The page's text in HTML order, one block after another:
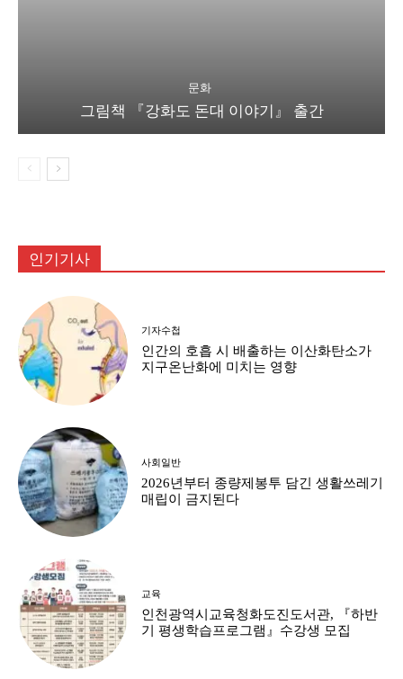
문화
그림책 『강화도 돈대 이야기』 출간
인기기사
기자수첩
인간의 호흡 시 배출하는 이산화탄소가
지구온난화에 미치는 영향
사회일반
2026년부터 종량제봉투 담긴 생활쓰레기
매립이 금지된다
교육
인천광역시교육청화도진도서관, 『하반
기 평생학습프로그램』수강생 모집